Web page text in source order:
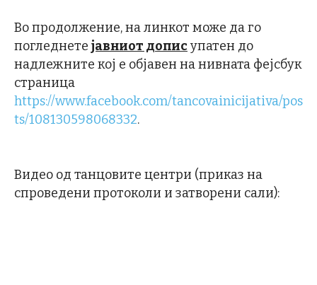
Во продолжение, на линкот може да го
погледнете јавниот дописупатен до
надлежните кој е објавен на нивната фејсбук
страница
https://www.facebook.com/tancovainicijativa/pos
ts/108130598068332.
Видео од танцовите центри (приказ на
спроведени протоколи и затворени сали):